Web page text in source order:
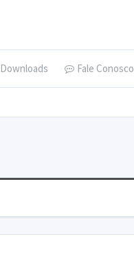
Downloads Fale Conosco